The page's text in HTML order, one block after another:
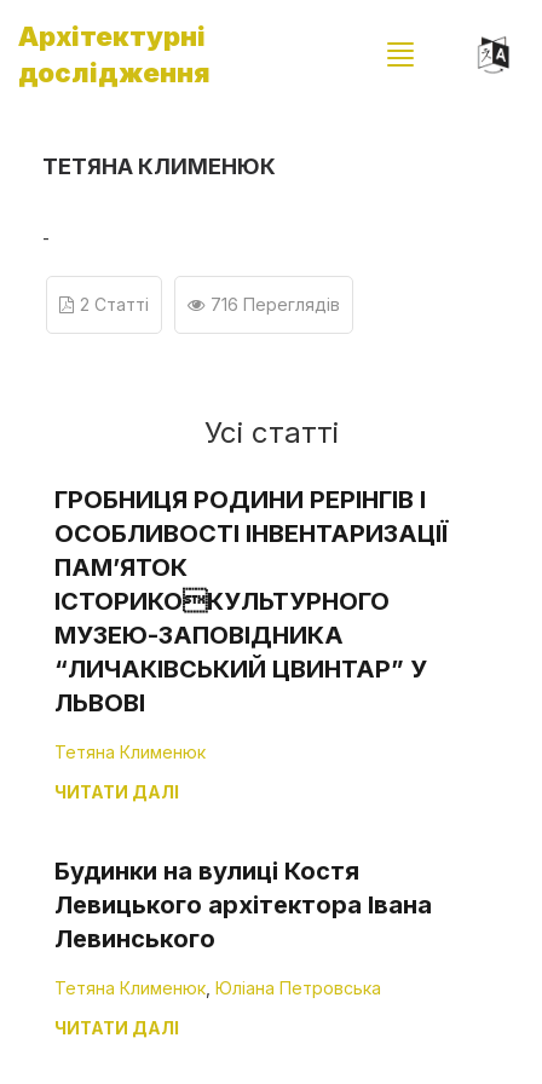
Архітектурні
дослідження
ТЕТЯНА КЛИМЕНЮК
-
2 Статті 716 Переглядів
Усі статті
ГРОБНИЦЯ РОДИНИ РЕРІНГІВ І
ОСОБЛИВОСТІ ІНВЕНТАРИЗАЦІЇ
ПАМ’ЯТОК
ІСТОРИКОКУЛЬТУРНОГО
МУЗЕЮ-ЗАПОВІДНИКА
“ЛИЧАКІВСЬКИЙ ЦВИНТАР” У
ЛЬВОВІ
Тетяна Клименюк
ЧИТАТИ ДАЛІ
Будинки на вулиці Костя
Левицького архітектора Івана
Левинського
Тетяна Клименюк Юліана Петровська
ЧИТАТИ ДАЛІ